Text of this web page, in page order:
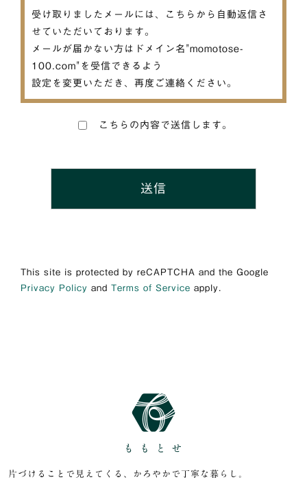
受け取りましたメールには、こちらから自動返信さ
せていただいております。
メールが届かない方はドメイン名"momotose-
100.com"を受信できるよう
設定を変更いただき、再度ご連絡ください。
こちらの内容で送信します。
This site is protected by reCAPTCHA and the Google
Privacy Policy and Terms of Service apply.
片づけることで見えてくる、かろやかで丁寧な暮らし。